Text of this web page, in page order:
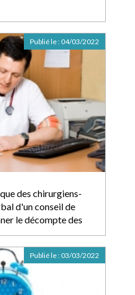
des chirurgiens-
d'un conseil de
le décompte des
Publié le : 04/03/2022
Publié le : 03/03/2022